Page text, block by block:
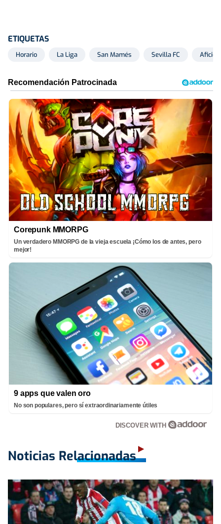
ETIQUETAS
Horario La Liga San Mamés Sevilla FC Afición
Corepunk MMORPG
Un verdadero MMORPG de la vieja escuela ¡Cómo los de antes, pero
mejor!
9 apps que valen oro
No son populares, pero sí extraordinariamente útiles
DISCOVER WITH
Noticias Relacionadas